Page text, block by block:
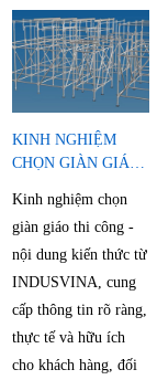
KINH NGHIỆM
CHỌN GIÀN GIÁO
Kinh nghiệm chọn
giàn giáo thi công -
nội dung kiến thức từ
INDUSVINA, cung
cấp thông tin rõ ràng,
thực tế và hữu ích
cho khách hàng, đối